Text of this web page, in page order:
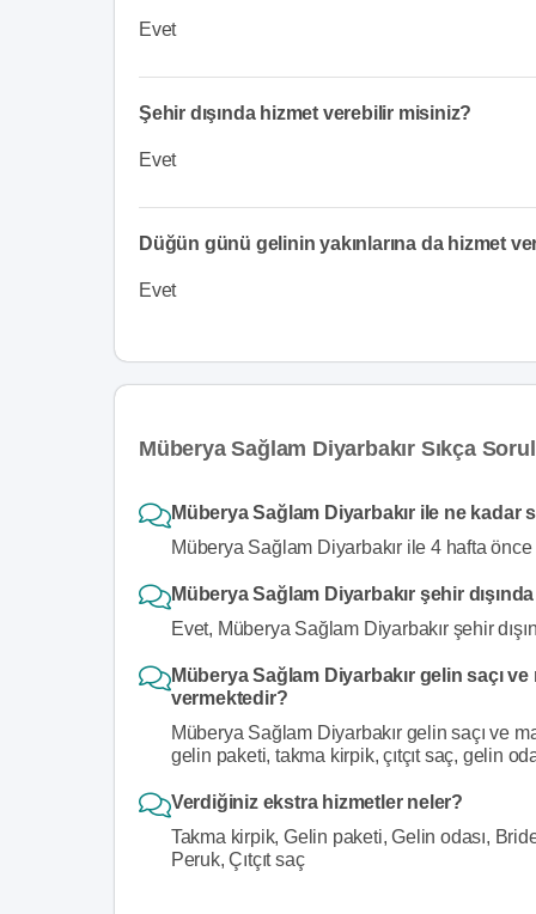
Evet
Şehir dışında hizmet verebilir misiniz?
Evet
Düğün günü gelinin yakınlarına da hizmet
Evet
Müberya Sağlam Diyarbakır Sıkça
Müberya Sağlam Diyarbakır ile ne
Müberya Sağlam Diyarbakır ile 4 hafta
Müberya Sağlam Diyarbakır şehir
Evet, Müberya Sağlam Diyarbakır şehir
Müberya Sağlam Diyarbakır gelin saçı
vermektedir?
Müberya Sağlam Diyarbakır gelin saçı ve
gelin paketi, takma kirpik, çıtçıt saç, gelin
Verdiğiniz ekstra hizmetler neler?
Takma kirpik, Gelin paketi, Gelin odası,
Peruk, Çıtçıt saç